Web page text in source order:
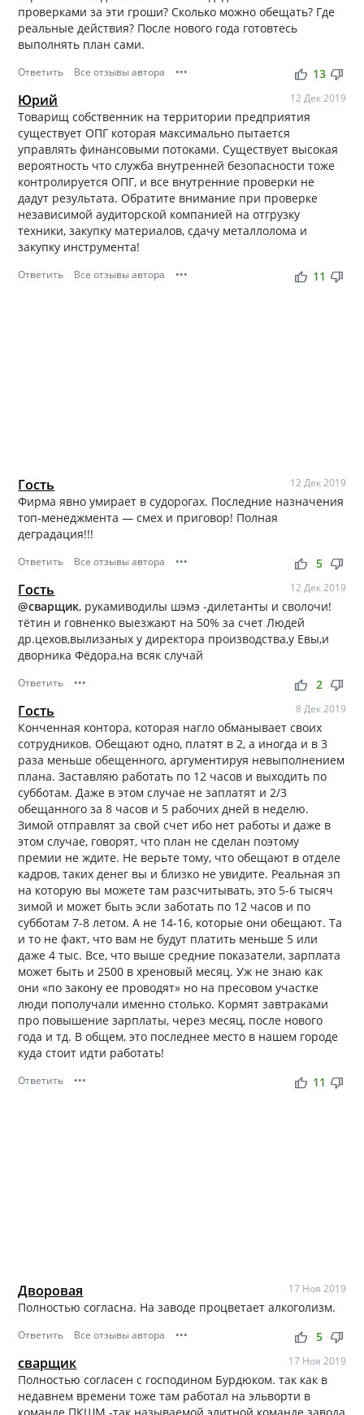
проверками за эти гроши? Сколько можно обещать? Где
реальные действия? После нового года готовтесь
выполнять план сами.
Ответить Все отзывы автора ••• thumb_up thumb_down
13
Юрий 12 Дек 2019
Товарищ собственник на территории предприятия
существует ОПГ которая максимально пытается
управлять финансовыми потоками. Существует высокая
вероятность что служба внутренней безопасности тоже
контролируется ОПГ, и все внутренние проверки не
дадут результата. Обратите внимание при проверке
независимой аудиторской компанией на отгрузку
техники, закупку материалов, сдачу металлолома и
закупку инструмента!
Ответить Все отзывы автора ••• thumb_up thumb_down
11
Гость 12 Дек 2019
Фирма явно умирает в судорогах. Последние назначения
топ-менеджмента — смех и приговор! Полная
деградация!!!
Ответить Все отзывы автора ••• thumb_up thumb_down
5
Гость 12 Дек 2019
@сварщик, рукамиводилы шэмэ -дилетанты и сволочи!
тётин и говненко выезжают на 50% за счет Людей
др.цехов,вылизаных у директора производства,у Евы,и
дворника Фёдора,на всяк случай
Ответить ••• thumb_up thumb_down
2
Гость 8 Дек 2019
Конченная контора, которая нагло обманывает своих
сотрудников. Обещают одно, платят в 2, а иногда и в 3
раза меньше обещенного, аргументируя невыполнением
плана. Заставляю работать по 12 часов и выходить по
субботам. Даже в этом случае не заплатят и 2/3
обещанного за 8 часов и 5 рабочих дней в неделю.
Зимой отправлят за свой счет ибо нет работы и даже в
этом случае, говорят, что план не сделан поэтому
премии не ждите. Не верьте тому, что обещают в отделе
кадров, таких денег вы и близко не увидите. Реальная зп
на которую вы можете там разсчитывать, это 5-6 тысяч
зимой и может быть эсли заботать по 12 часов и по
субботам 7-8 летом. А не 14-16, которые они обещают. Та
и то не факт, что вам не будут платить меньше 5 или
даже 4 тыс. Все, что выше средние показатели, зарплата
может быть и 2500 в хреновый месяц. Уж не знаю как
они «по закону ее проводят» но на пресовом участке
люди пополучали именно столько. Кормят завтраками
про повышение зарплаты, через месяц, после нового
года и тд. В общем, это последнее место в нашем городе
куда стоит идти работать!
Ответить ••• thumb_up thumb_down
11
Дворовая 17 Ноя 2019
Полностью согласна. На заводе процветает алкоголизм.
Ответить Все отзывы автора ••• thumb_up thumb_down
5
сварщик 17 Ноя 2019
Полностью согласен с господином Бурдюком. так как в
недавнем времени тоже там работал на эльворти в